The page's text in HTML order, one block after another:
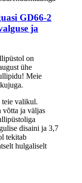
GD66-2
ja
on
ühe
Meie
teie valikul.
võtta ja väljas
disaini ja 3,7
tekitab
hulgaliselt